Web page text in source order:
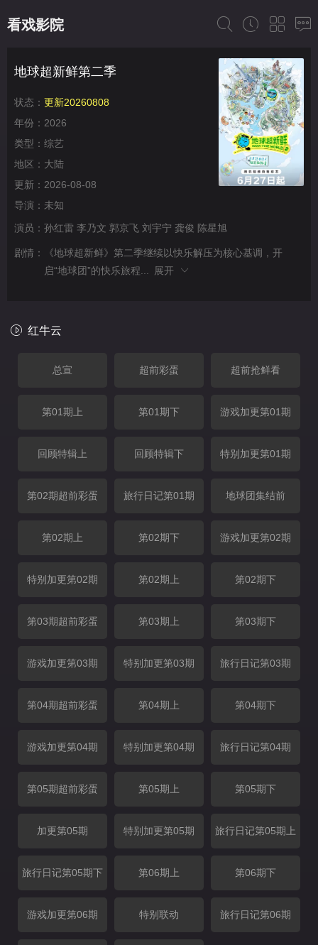
看戏影院
地球超新鲜第二季
状态： 更新20260808
年份： 2026
类型： 综艺
地区： 大陆
更新： 2026-08-08
导演： 未知
演员： 孙红雷 李乃文 郭京飞 刘宇宁 龚俊 陈星旭
剧情：
《地球超新鲜》第二季继续以快乐解压为核心基调，开
启“地球团”的快乐旅程...
展开
红牛云
总宣 超前彩蛋 超前抢鲜看
第01期上 第01期下 游戏加更第01期
回顾特辑上 回顾特辑下 特别加更第01期
第02期超前彩蛋 旅行日记第01期 地球团集结前
第02期上 第02期下 游戏加更第02期
特别加更第02期 第02期上 第02期下
第03期超前彩蛋 第03期上 第03期下
游戏加更第03期 特别加更第03期 旅行日记第03期
第04期超前彩蛋 第04期上 第04期下
游戏加更第04期 特别加更第04期 旅行日记第04期
第05期超前彩蛋 第05期上 第05期下
加更第05期 特别加更第05期 旅行日记第05期上
旅行日记第05期下 第06期上 第06期下
游戏加更第06期 特别联动 旅行日记第06期